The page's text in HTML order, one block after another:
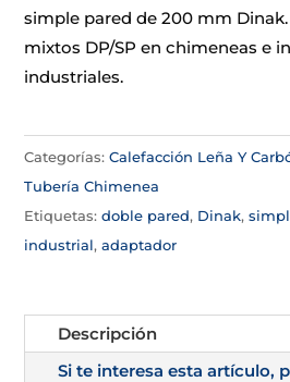
simple pared de 200 mm
mixtos DP/SP en chimeneas e
industriales.
Categorías:Calefacción Leña Y
Tubería Chimenea
Etiquetas:doble pared, Dinak,
industrial,adaptador
Descripción
Si te interesa esta artículo,